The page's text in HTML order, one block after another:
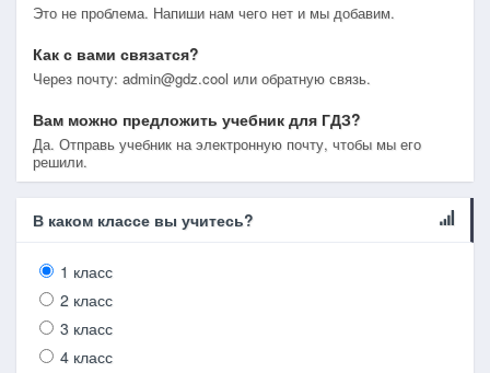
Это не проблема. Напиши нам чего нет и мы добавим.
Как с вами связатся?
Через почту: admin@gdz.cool или обратную связь.
Вам можно предложить учебник для ГДЗ?
Да. Отправь учебник на электронную почту, чтобы мы его
решили.
В каком классе вы учитесь?
1 класс
2 класс
3 класс
4 класс